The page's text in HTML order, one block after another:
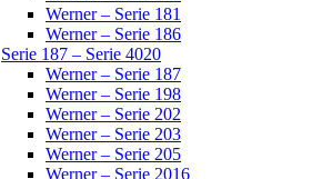
Werner – Serie 181
Werner – Serie 186
Serie 187 – Serie 4020
Werner – Serie 187
Werner – Serie 198
Werner – Serie 202
Werner – Serie 203
Werner – Serie 205
Werner – Serie 2016